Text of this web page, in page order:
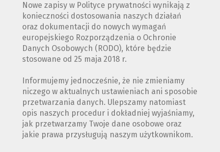
Nowe zapisy w Polityce prywatności wynikają z
konieczności dostosowania naszych działań
oraz dokumentacji do nowych wymagań
europejskiego Rozporządzenia o Ochronie
Danych Osobowych (RODO), które będzie
stosowane od 25 maja 2018 r.
Informujemy jednocześnie, że nie zmieniamy
niczego w aktualnych ustawieniach ani sposobie
przetwarzania danych. Ulepszamy natomiast
opis naszych procedur i dokładniej wyjaśniamy,
jak przetwarzamy Twoje dane osobowe oraz
jakie prawa przysługują naszym użytkownikom.